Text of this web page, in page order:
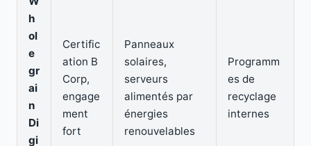
h
ol
e
gr
ai
n
Di
gi
Certific
ation B
Corp,
engage
ment
fort
Panneaux
solaires,
serveurs
alimentés par
énergies
renouvelables
Programm
es de
recyclage
internes